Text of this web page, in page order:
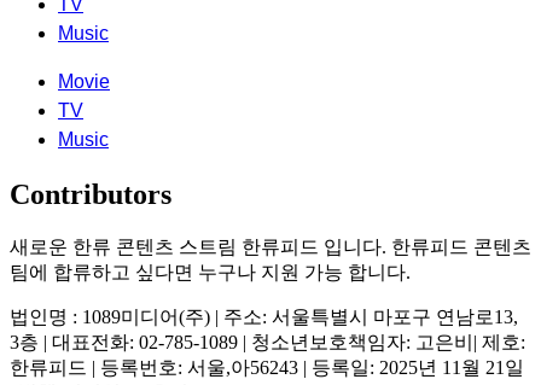
TV
Music
Movie
TV
Music
Contributors
새로운 한류 콘텐츠 스트림 한류피드 입니다. 한류피드 콘텐츠
팀에 합류하고 싶다면 누구나 지원 가능 합니다.
법인명 : 1089미디어(주) | 주소: 서울특별시 마포구 연남로13,
3층 | 대표전화: 02-785-1089 | 청소년보호책임자: 고은비| 제호:
한류피드 | 등록번호: 서울,아56243 | 등록일: 2025년 11월 21일